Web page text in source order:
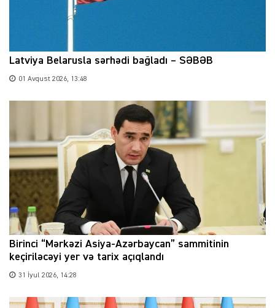
Latviya Belarusla sərhədi bağladı – SƏBƏB
01 Avqust 2026, 13:48
Birinci “Mərkəzi Asiya-Azərbaycan” sammitinin
keçiriləcəyi yer və tarix açıqlandı
31 İyul 2026, 14:28